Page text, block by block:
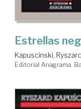
Estrellas
Kapuscinski,
Editorial Anagrama.